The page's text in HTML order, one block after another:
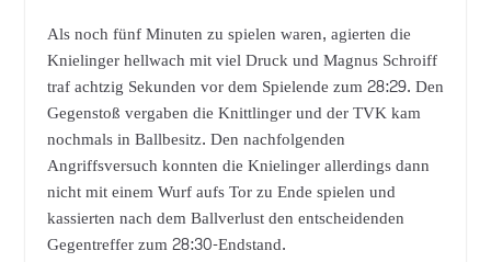
Als noch fünf Minuten zu spielen waren, agierten die
Knielinger hellwach mit viel Druck und Magnus Schroiff
traf achtzig Sekunden vor dem Spielende zum 28:29. Den
Gegenstoß vergaben die Knittlinger und der TVK kam
nochmals in Ballbesitz. Den nachfolgenden
Angriffsversuch konnten die Knielinger allerdings dann
nicht mit einem Wurf aufs Tor zu Ende spielen und
kassierten nach dem Ballverlust den entscheidenden
Gegentreffer zum 28:30-Endstand.